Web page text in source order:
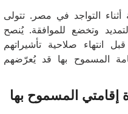
التواجد في مصر. تتولى
وتخضع للموافقة. يُنصح
انتهاء صلاحية تأشيراتهم
المسموح بها قد يُعرّضهم
إقامتي المسموح بها